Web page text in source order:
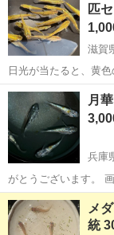
匹
滋賀
日光が当たると、黄
色ですが、色味の明
い者勝ちです❗️
滋賀 東近江市
月
兵庫
がとうございます。
頂いております。…
兵庫 加古川市
メ
統